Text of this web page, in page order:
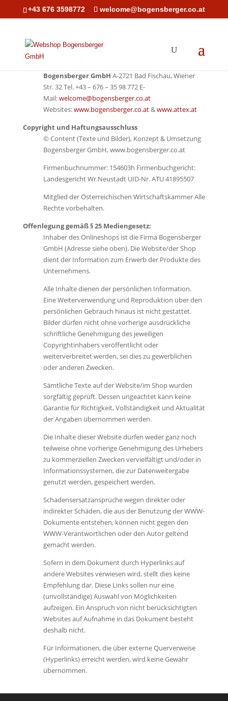
+43 676 3598772 welcome@bogensberger.co.at
Bogensberger GmbH A-2721 Bad Fischau, Wiener
Str. 32 Tel. +43 – 676 – 35 98 772 E-
Mail:welcome@bogensberger.co.at
Websites:www.bogensberger.co.at&www.attex.at
Copyright und Haftungsausschluss
© Content (Texte und Bilder), Konzept & Umsetzung
Bogensberger GmbH, www.bogensberger.co.at
Firmenbuchnummer: 154603h Firmenbuchgericht:
Landesgericht Wr.Neustadt UID-Nr. ATU 41895507
Mitglied der Österreichischen Wirtschaftskammer Alle
Rechte vorbehalten.
Offenlegung gemäß § 25 Mediengesetz:
Inhaber des Onlineshops ist die Firma Bogensberger
GmbH (Adresse siehe oben). Die Website/der Shop
dient der Information zum Erwerb der Produkte des
Unternehmens.
Alle Inhalte dienen der persönlichen Information.
Eine Weiterverwendung und Reproduktion über den
persönlichen Gebrauch hinaus ist nicht gestattet.
Bilder dürfen nicht ohne vorherige ausdrückliche
schriftliche Genehmigung des jeweiligen
Copyrightinhabers veröffentlicht oder
weiterverbreitet werden, sei dies zu gewerblichen
oder anderen Zwecken.
Sämtliche Texte auf der Website/im Shop wurden
sorgfältig geprüft. Dessen ungeachtet kann keine
Garantie für Richtigkeit, Vollständigkeit und Aktualität
der Angaben übernommen werden.
Die Inhalte dieser Website dürfen weder ganz noch
teilweise ohne vorherige Genehmigung des Urhebers
zu kommerziellen Zwecken vervielfältigt und/oder in
Informationssystemen, die zur Datenweitergabe
genutzt werden, gespeichert werden.
Schadensersatzansprüche wegen direkter oder
indirekter Schäden, die aus der Benutzung der WWW-
Dokumente entstehen, können nicht gegen den
WWW-Verantwortlichen oder den Autor geltend
gemacht werden.
Sofern in dem Dokument durch Hyperlinks auf
andere Websites verwiesen wird, stellt dies keine
Empfehlung dar. Diese Links sollen nur eine
(unvollständige) Auswahl von Möglichkeiten
aufzeigen. Ein Anspruch von nicht berücksichtigten
Websites auf Aufnahme in das Dokument besteht
deshalb nicht.
Für Informationen, die über externe Querverweise
(Hyperlinks) erreicht werden, wird keine Gewähr
übernommen.